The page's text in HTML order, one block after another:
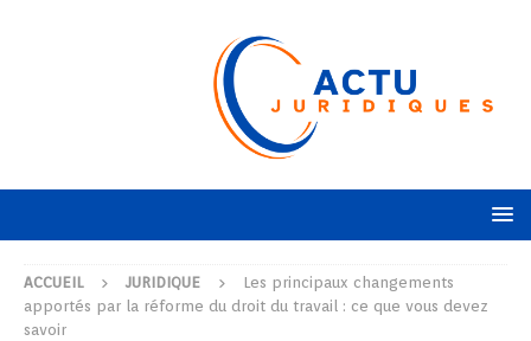
ACCUEIL JURIDIQUE
Les principaux changements
apportés par la réforme du droit du travail : ce que vous devez
savoir